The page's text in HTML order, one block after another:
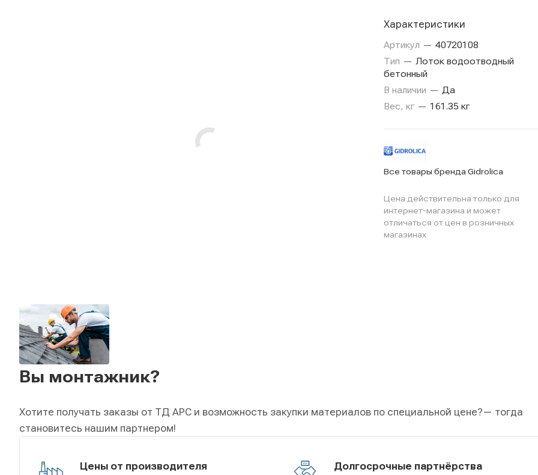
Характеристики
Артикул — 40720108
Тип — Лоток водоотводный
бетонный
В наличии — Да
Вес, кг — 161.35 кг
Все товары бренда Gidrolica
Цена действительна только для
интернет-магазина и может
отличаться от цен в розничных
магазинах
Вы монтажник?
Хотите получать заказы от ТД АРС и возможность закупки материалов по специальной цене?— тогда
становитесь нашим партнером!
Цены от производителя Долгосрочные партнёрства